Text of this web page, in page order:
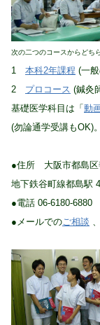
次の二つのコースからどち
1 本科2年課程 (一
2 プロコース (鍼灸
基礎医学科目は「動
(勿論通学受講もOK)。
●住所 大阪市都島
地下鉄谷町線都島駅
●電話 06-6180-6880
●メールでの ご相談